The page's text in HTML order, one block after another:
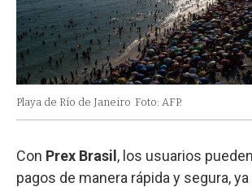
Playa de Río de Janeiro Foto: AFP.
Con Prex Brasil, los usuarios
pagos de manera rápida y segura,